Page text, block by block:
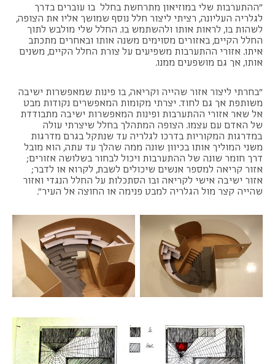
"ההתערבות שלי במוזיאון מתרחשת בחלל בו עוברים בדרך
לגלריה העליונה, רציתי ליצור חלל נוסף שמושך אליו את הצופה,
לשהות בו, לראות אותו ולהשתמש בו. החלל שלי מולבש לתוך
החלל הקיים, באזורים מסוימים משנה אותו ובאחרים מתכתב
איתו. אזורי ההתערבות משפיעים על צורת החלל הקיים, משנים
אותו, אך גם מושפעים ממנו.
"בחרתי ליצור אזור שהייה וקריאה, בו פינות שמאפשרות ישיבה
משותפת אך גם לחוד. יצרתי מקומות המאפשרים נקודות מבט
אל שאר אזורי ההתערבות ופינות המאפשרות ישיבה מתבודדת
של האדם עם עצמו. הצופה המתהלך בחלל שיצרתי עולה
במדרגות המקוריות בדרכו לגלריה עד שנתקל בגרם מדרגות
משני המוליך אותו בכיוון שונה ממה שהלך עד עתה, הוא מובל
דרך חומר שונה של ההתערבות ויכול לבחור בשלושה אזורים;
אזור קריאה למספר אנשים שיכולים לשבת, לקרוא או לדבר;
אזור ישיבה אישי לקריאה ובו הסתכלות על החלל הנגדי ואזור
שהייה קצר מול הגלריה למבט פנימה או החוצה אל העיר".